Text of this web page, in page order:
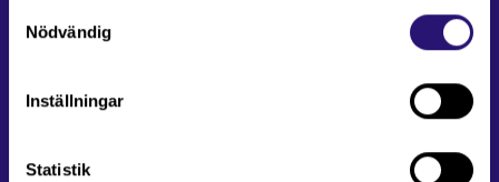
Nödvändig
Inställningar
Statistik
Ledarskapsutveckling för chefer
som statligt anställd
erfarenhetsutbyte